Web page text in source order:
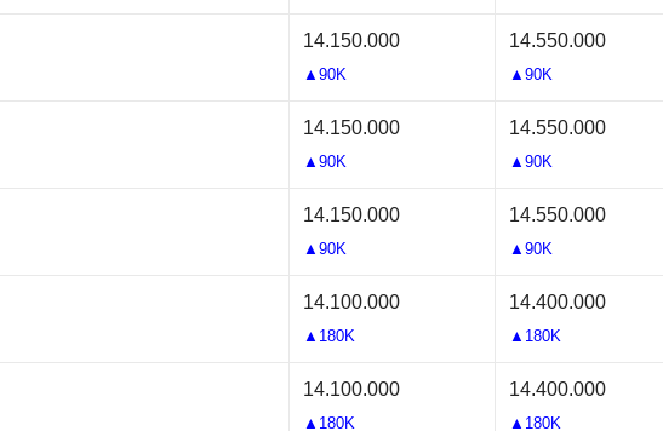
14.150.000
▲90K
14.550.000
▲90K
14.150.000
▲90K
14.550.000
▲90K
14.150.000
▲90K
14.550.000
▲90K
14.100.000
▲180K
14.400.000
▲180K
14.100.000
▲180K
14.400.000
▲180K